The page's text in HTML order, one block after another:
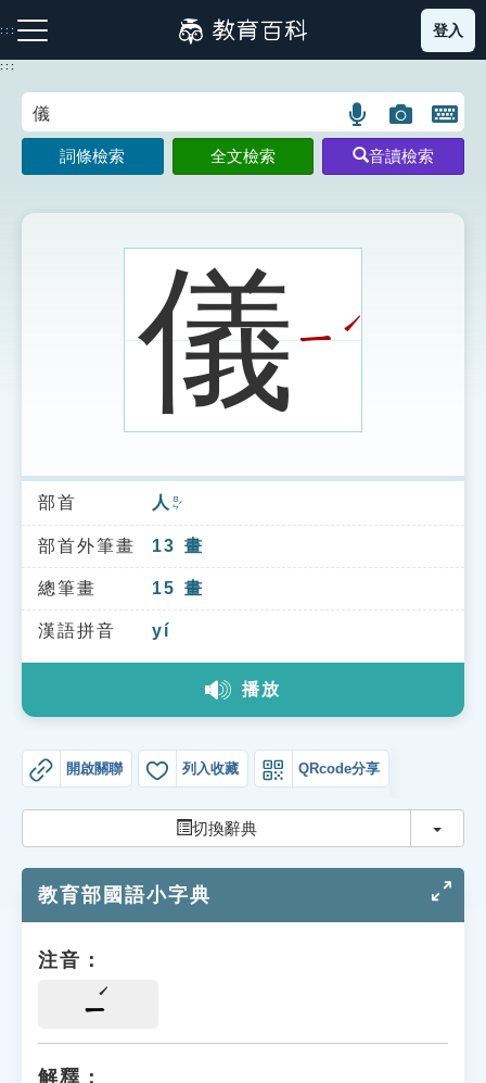
到
主
:::
注音索引圖示 筆畫索引圖示 部首索引表圖示
索引選單
知識索引
單字索引
生命大百科索引
教學應用
貓頭鷹博士
登入
:::
語
言
搜
示
圖
片
搜
開
鍵
圖
詞條檢索 全文檢索 音讀檢索
儀ㄧ ˊ
部首 人 ㄖㄣˊ
部首外筆畫 13 畫
總筆畫 15 畫
漢語拼音 yí
播放
開啟關聯 列入收藏 QRcode分享
切換辭典 切換
教育部國語小字典
注音：
ㄧ
解釋：